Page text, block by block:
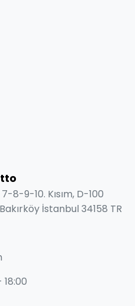
8-9-10. Kısım, D-100
İstanbul 34158 TR